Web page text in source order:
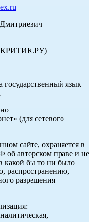
государственный язык
(для сетевого
сайте, охраняется в
об авторском праве и не
какой бы то ни было
распространению,
разрешения